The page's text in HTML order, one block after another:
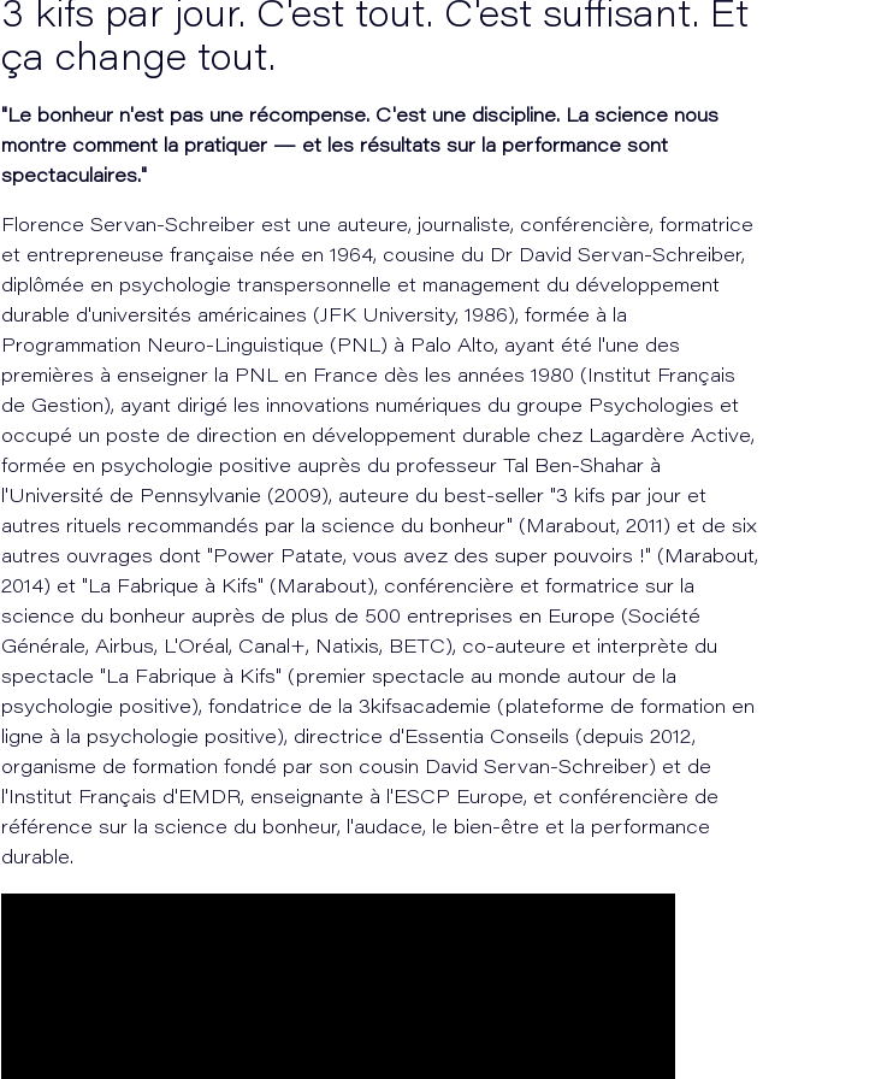
3 kifs par jour. C'est tout. C'est suffisant. Et
ça change tout.
"Le bonheur n'est pas une récompense. C'est une discipline. La science nous
montre comment la pratiquer — et les résultats sur la performance sont
spectaculaires."
Florence Servan-Schreiber est une auteure, journaliste, conférencière, formatrice
et entrepreneuse française née en 1964, cousine du Dr David Servan-Schreiber,
diplômée en psychologie transpersonnelle et management du développement
durable d'universités américaines (JFK University, 1986), formée à la
Programmation Neuro-Linguistique (PNL) à Palo Alto, ayant été l'une des
premières à enseigner la PNL en France dès les années 1980 (Institut Français
de Gestion), ayant dirigé les innovations numériques du groupe Psychologies et
occupé un poste de direction en développement durable chez Lagardère Active,
formée en psychologie positive auprès du professeur Tal Ben-Shahar à
l'Université de Pennsylvanie (2009), auteure du best-seller "3 kifs par jour et
autres rituels recommandés par la science du bonheur" (Marabout, 2011) et de six
autres ouvrages dont "Power Patate, vous avez des super pouvoirs !" (Marabout,
2014) et "La Fabrique à Kifs" (Marabout), conférencière et formatrice sur la
science du bonheur auprès de plus de 500 entreprises en Europe (Société
Générale, Airbus, L'Oréal, Canal+, Natixis, BETC), co-auteure et interprète du
spectacle "La Fabrique à Kifs" (premier spectacle au monde autour de la
psychologie positive), fondatrice de la 3kifsacademie (plateforme de formation en
ligne à la psychologie positive), directrice d'Essentia Conseils (depuis 2012,
organisme de formation fondé par son cousin David Servan-Schreiber) et de
l'Institut Français d'EMDR, enseignante à l'ESCP Europe, et conférencière de
référence sur la science du bonheur, l'audace, le bien-être et la performance
durable.